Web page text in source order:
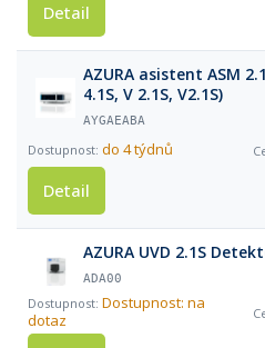
Detail
AZURA asistent ASM
4.1S, V 2.1S, V2.1S)
AYGAEABA
do 4 týdnů
Detail
AZURA UVD 2.1S
ADA00
Dostupnost: na
dotaz